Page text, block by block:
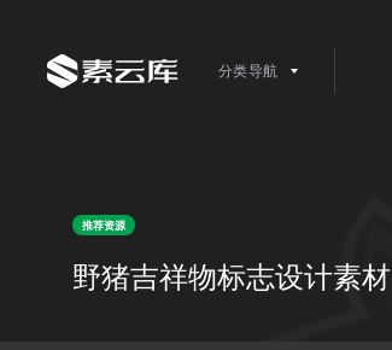
分类导航
推荐资源
野猪吉祥物标志设计素材